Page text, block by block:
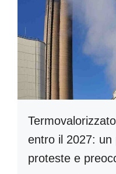
entro il 2027: un
proteste e